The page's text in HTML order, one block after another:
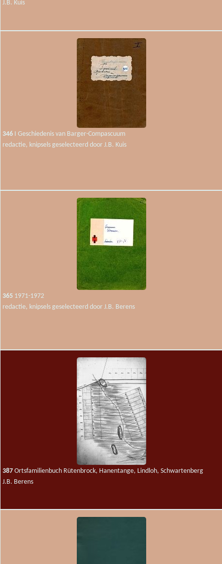
J.B. Kuis
346 I Geschiedenis van Barger-Compascuum
redactie, knipsels geselecteerd door J.B. Kuis
365 1971-1972
redactie, knipsels geselecteerd door J.B. Berens
387 Ortsfamilienbuch Rütenbrock, Hanentange, Lindloh, Schwartenberg
J.B. Berens